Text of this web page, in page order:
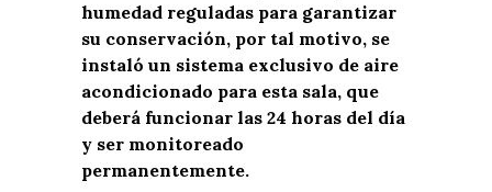
humedad reguladas para garantizar
su conservación, por tal motivo, se
instaló un sistema exclusivo de aire
acondicionado para esta sala, que
deberá funcionar las 24 horas del día
y ser monitoreado
permanentemente.